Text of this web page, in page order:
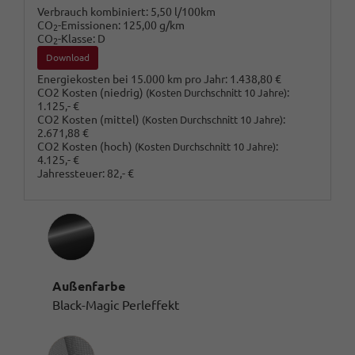
Verbrauch kombiniert: 5,50 l/100km
CO2-Emissionen: 125,00 g/km
CO2-Klasse: D
Download
Energiekosten bei 15.000 km pro Jahr: 1.438,80 €
CO2 Kosten (niedrig) (Kosten Durchschnitt 10 Jahre):
1.125,- €
CO2 Kosten (mittel) (Kosten Durchschnitt 10 Jahre):
2.671,88 €
CO2 Kosten (hoch) (Kosten Durchschnitt 10 Jahre):
4.125,- €
Jahressteuer: 82,- €
Außenfarbe
Black-Magic Perleffekt
Innenausstattung